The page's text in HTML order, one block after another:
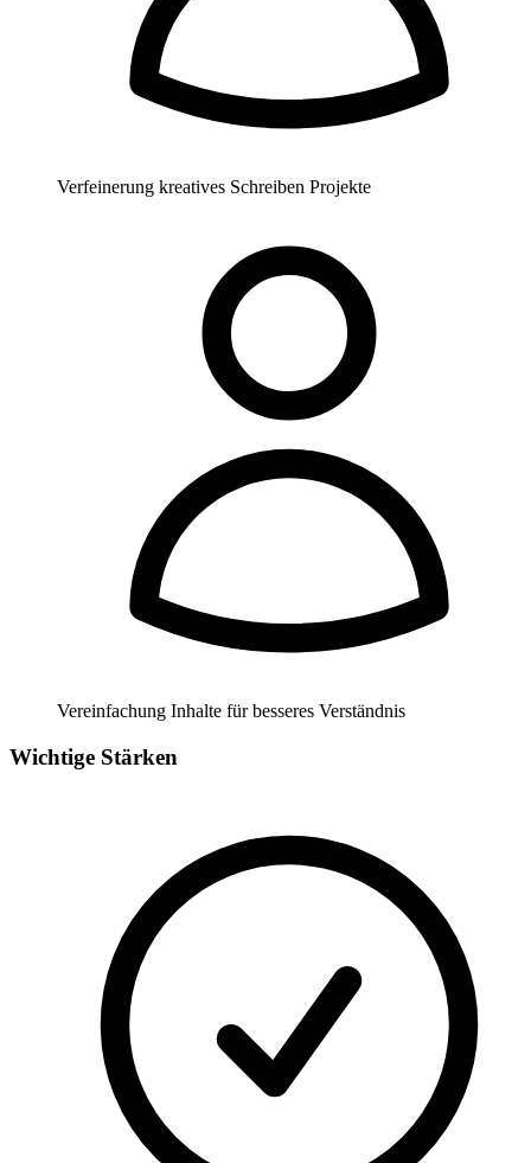
Verfeinerung kreatives Schreiben Projekte
Vereinfachung Inhalte für besseres Verständnis
Wichtige Stärken